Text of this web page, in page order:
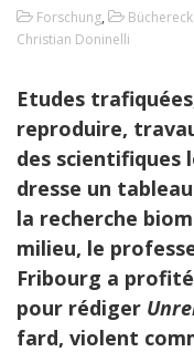
Forschung,
Christian Doninelli
Etudes
reproduire,
des scientifiques
dresse un
la recherche
milieu, le
Fribourg a
pour rédiger
fard, violent